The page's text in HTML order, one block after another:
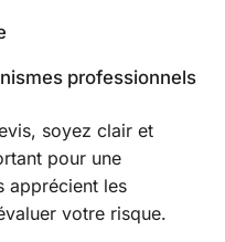
professionnels
soyez clair et
pour une
apprécient les
votre risque.